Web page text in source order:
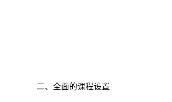
二、全面的课程设置